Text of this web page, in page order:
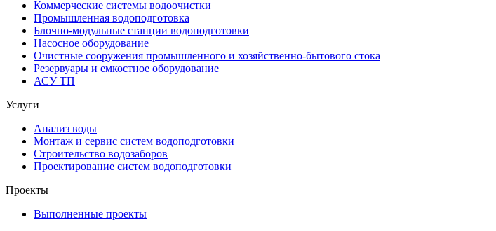
Коммерческие системы водоочистки
Промышленная водоподготовка
Блочно-модульные станции водоподготовки
Насосное оборудование
Очистные сооружения промышленного и хозяйственно-бытового стока
Резервуары и емкостное оборудование
АСУ ТП
Услуги
Анализ воды
Монтаж и сервис систем водоподготовки
Строительство водозаборов
Проектирование систем водоподготовки
Проекты
Выполненные проекты